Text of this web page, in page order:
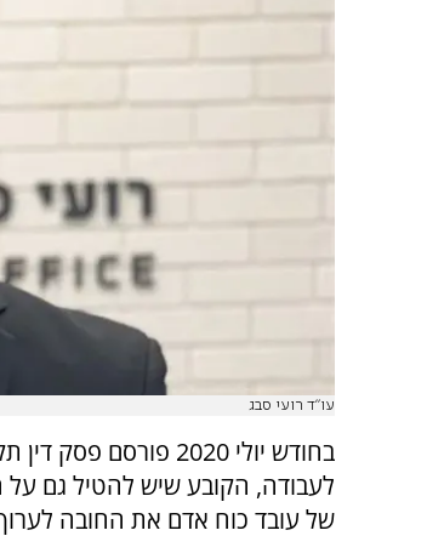
עו"ד רועי סבג
בחודש יולי 2020
לעבודה, הקובע שיש להטיל גם
של עובד כוח אדם את החובה